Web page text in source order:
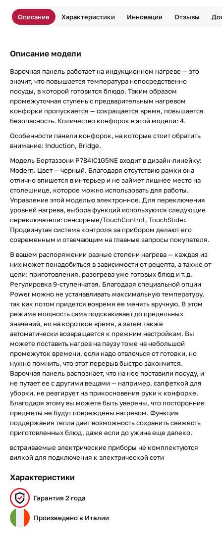
Описание Характеристики Инновации Отзывы
Описание модели
Варочная панель работает на индукционном нагреве — это
значит, что повышается температура непосредственно
посуды, в которой готовится блюдо. Таким образом
промежуточная ступень с предварительным нагревом
конфорки пропускается — сокращается время, повышается
безопасность. Количество конфорок в этой модели: 4.
Особенности панели конфорок, на которые стоит обратить
внимание: Induction, Bridge.
Модель Бертаззони P784IC1G5NE входит в дизайн-линейку:
Modern. Цвет — черный. Благодаря отсутствию рамки она
отлично впишется в интерьер и не займет лишнее место на
столешнице, которое можно использовать для работы.
Управление этой моделью электронное. Для переключения
уровней нагрева, выбора функций используются следующие
переключатели: сенсорные/TouchControl, TouchSlider.
Продвинутая система контроля за прибором делают его
современным и отвечающим на главные запросы покупателя.
В вашем распоряжении разные степени нагрева — каждая из
них может понадобиться в зависимости от рецепта, а также от
цели: приготовления, разогрева уже готовых блюд и т.д.
Регулировка 9-ступенчатая. Благодаря специальной опции
Power можно не устанавливать максимальную температуру,
так как потом придется вовремя ее менять вручную. В этом
режиме мощность сама подскакивает до предельных
значений, но на короткое время, а затем также
автоматически возвращается к прежним настройкам. Вы
можете поставить нагрев на паузу тоже на небольшой
промежуток времени, если надо отвлечься от готовки, но
нужно помнить, что этот перерыв быстро закончится.
Варочная панель распознает, что на нее поставили посуду, и
не путает ее с другими вещами — например, салфеткой для
уборки, не реагирует на прикосновения руки к конфорке.
Благодаря этому вы можете быть уверены, что посторонние
предметы не будут повреждены нагревом. Функция
поддержания тепла дает возможность сохранить свежесть
приготовленных блюд, даже если до ужина еще далеко.
встраиваемые электрические приборы не комплектуются
вилкой для подключения к электрической сети
Характеристики
Гарантия 2 года
Произведено в Италии